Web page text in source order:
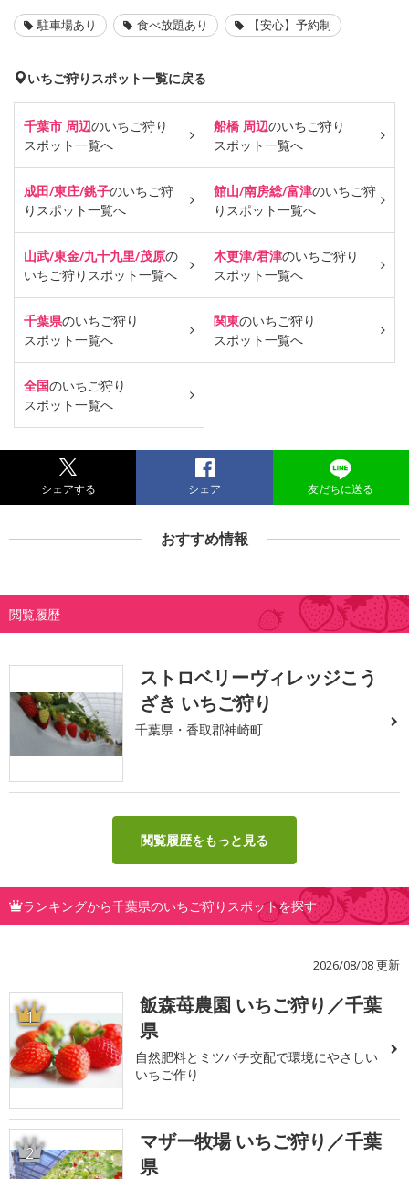
駐車場あり 食べ放題あり 【安心】予約制
いちご狩りスポット一覧に戻る
千葉市 周辺のいちご狩り
スポット一覧へ
船橋 周辺のいちご狩り
スポット一覧へ
成田/東庄/銚子のいちご狩
り スポット一覧へ
館山/南房総/富津のいちご狩
り スポット一覧へ
山武/東金/九十九里/茂原の
いちご狩り スポット一覧へ
木更津/君津のいちご狩り
スポット一覧へ
千葉県のいちご狩り
スポット一覧へ
関東のいちご狩り
スポット一覧へ
全国のいちご狩り
スポット一覧へ
シェアする シェア 友だちに送る
おすすめ情報
閲覧履歴
ストロベリーヴィレッジこう
ざき いちご狩り
千葉県・香取郡神崎町
閲覧履歴をもっと見る
ランキングから千葉県のいちご狩りスポットを探す
2026/08/08 更新
1
飯森苺農園 いちご狩り／千葉
県
自然肥料とミツバチ交配で環境にやさしい
いちご作り
2
マザー牧場 いちご狩り／千葉
県